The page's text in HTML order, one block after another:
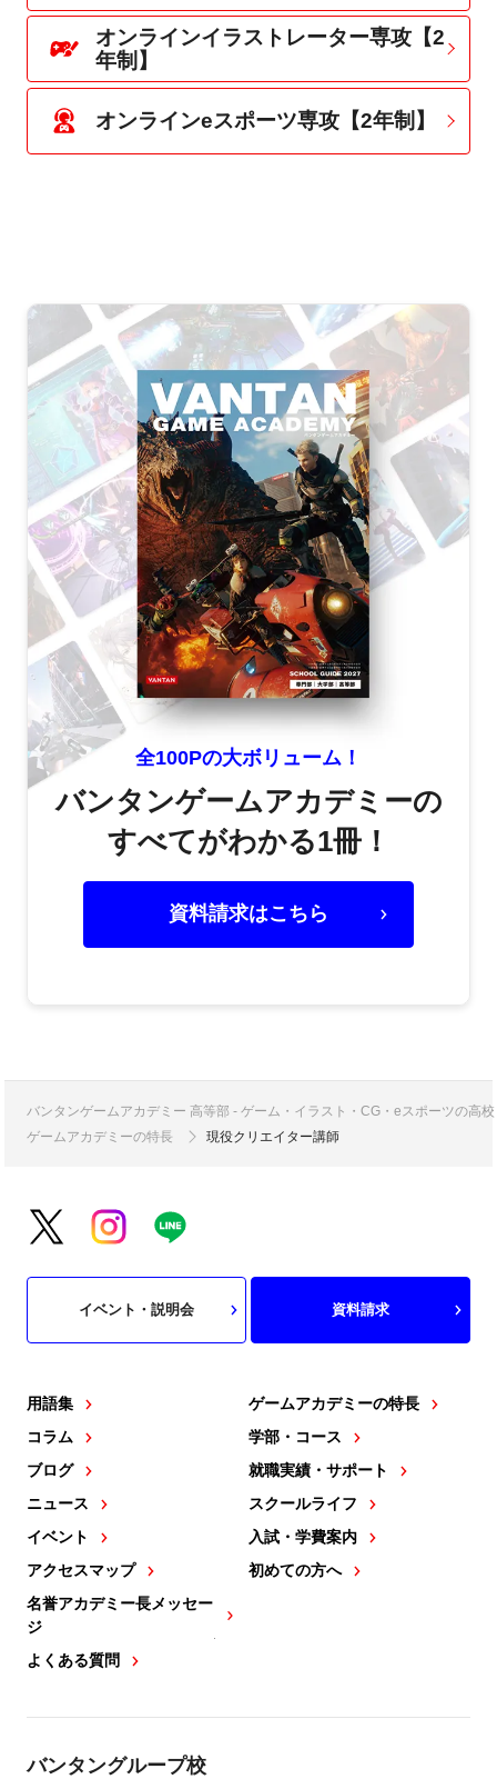
オンラインイラストレーター専攻【2
年制】
オンラインeスポーツ専攻【2年制】
全100Pの大ボリューム！
バンタンゲームアカデミーの
すべてがわかる1冊！
資料請求はこちら
バンタンゲームアカデミー 高等部 - ゲーム・イラスト・CG・eスポーツの高
ゲームアカデミーの特長
現役クリエイター講師
用語集
コラム
ブログ
ニュース
イベント
アクセスマップ
名誉アカデミー長メッセー
ジ
よくある質問
ゲームアカデミーの特長
学部・コース
就職実績・サポート
スクールライフ
入試・学費案内
初めての方へ
イベント・説明会 資料請求
バンタングループ校